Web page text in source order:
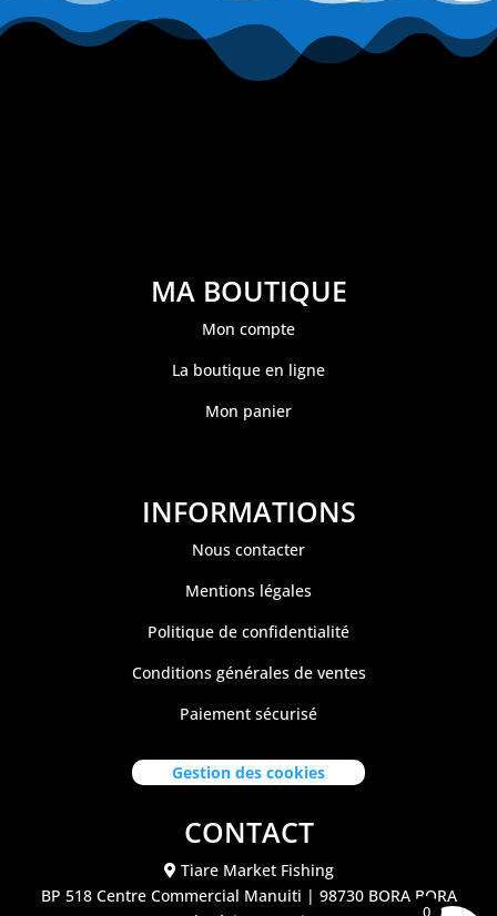
MA BOUTIQUE
Mon compte
La boutique en ligne
Mon panier
INFORMATIONS
Nous contacter
Mentions légales
Politique de confidentialité
Conditions générales de ventes
Paiement sécurisé
Gestion des cookies
CONTACT
Tiare Market Fishing
BP 518 Centre Commercial Manuiti | 98730 BORA BORA
0